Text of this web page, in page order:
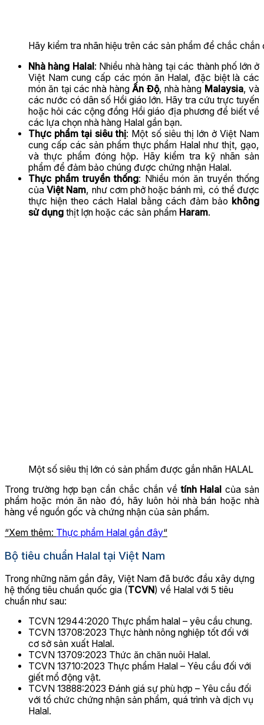
Hãy kiểm tra nhãn hiệu trên các sản phẩm để chắc chắn
Nhà hàng Halal: Nhiều nhà hàng tại các thành phố lớn ở
Việt Nam cung cấp các món ăn Halal, đặc biệt là các
món ăn tại các nhà hàngẤn Độ, nhà hàng Malaysia, và
các nước có dân số Hồi giáo lớn. Hãy tra cứu trực tuyến
hoặc hỏi các cộng đồng Hồi giáo địa phương để biết về
các lựa chọn nhà hàng Halal gần bạn.
Thực phẩm tại siêu thị: Một số siêu thị lớn ở Việt Nam
cung cấp các sản phẩm thực phẩm Halal như thịt, gạo,
và thực phẩm đóng hộp. Hãy kiểm tra kỹ nhãn sản
phẩm để đảm bảo chúng được chứng nhận Halal.
Thực phẩm truyền thống: Nhiều món ăn truyền thống
củaViệt Nam, như cơm phở hoặc bánh mì, có thể được
thực hiện theo cách Halal bằng cách đảm bảo không
sử dụng thịt lợn hoặc các sản phẩm Haram.
Một số siêu thị lớn có sản phẩm được gắn nhãn HALAL
Trong trường hợp bạn cần chắc chắn vềtính Halal của sản
phẩm hoặc món ăn nào đó, hãy luôn hỏi nhà bán hoặc nhà
hàng về nguồn gốc và chứng nhận của sản phẩm.
“Xem thêm: Thực phẩm Halal gần đây“
Bộ tiêu chuẩn Halal tại Việt Nam
Trong những năm gần đây, Việt Nam đã bước đầu xây dựng
hệ thống tiêu chuẩn quốc gia (TCVN) về Halal với 5 tiêu
chuẩn như sau:
TCVN 12944:2020 Thực phẩm halal – yêu cầu chung.
TCVN 13708:2023 Thực hành nông nghiệp tốt đối với
cơ sở sản xuất Halal.
TCVN 13709:2023 Thức ăn chăn nuôi Halal.
TCVN 13710:2023 Thực phẩm Halal – Yêu cầu đối với
giết mổ động vật.
TCVN 13888:2023 Đánh giá sự phù hợp – Yêu cầu đối
với tổ chức chứng nhận sản phẩm, quá trình và dịch vụ
Halal.